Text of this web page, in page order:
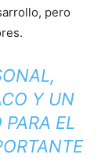
pero
Y UN
EL